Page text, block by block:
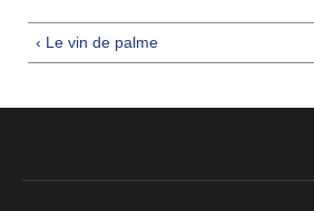
‹ Le vin de palme